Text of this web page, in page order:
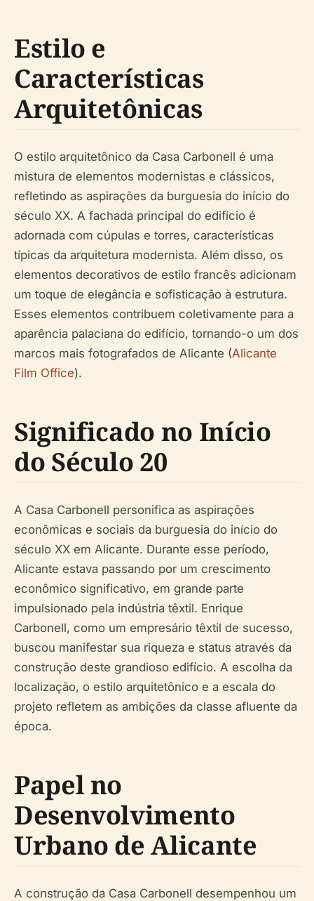
Estilo e
Características
Arquitetônicas
O estilo arquitetônico da Casa Carbonell é uma
mistura de elementos modernistas e clássicos,
refletindo as aspirações da burguesia do início do
século XX. A fachada principal do edifício é
adornada com cúpulas e torres, características
típicas da arquitetura modernista. Além disso, os
elementos decorativos de estilo francês adicionam
um toque de elegância e sofisticação à estrutura.
Esses elementos contribuem coletivamente para a
aparência palaciana do edifício, tornando-o um dos
marcos mais fotografados de Alicante (Alicante
Film Office).
Significado no Início
do Século 20
A Casa Carbonell personifica as aspirações
econômicas e sociais da burguesia do início do
século XX em Alicante. Durante esse período,
Alicante estava passando por um crescimento
econômico significativo, em grande parte
impulsionado pela indústria têxtil. Enrique
Carbonell, como um empresário têxtil de sucesso,
buscou manifestar sua riqueza e status através da
construção deste grandioso edifício. A escolha da
localização, o estilo arquitetônico e a escala do
projeto refletem as ambições da classe afluente da
época.
Papel no
Desenvolvimento
Urbano de Alicante
A construção da Casa Carbonell desempenhou um